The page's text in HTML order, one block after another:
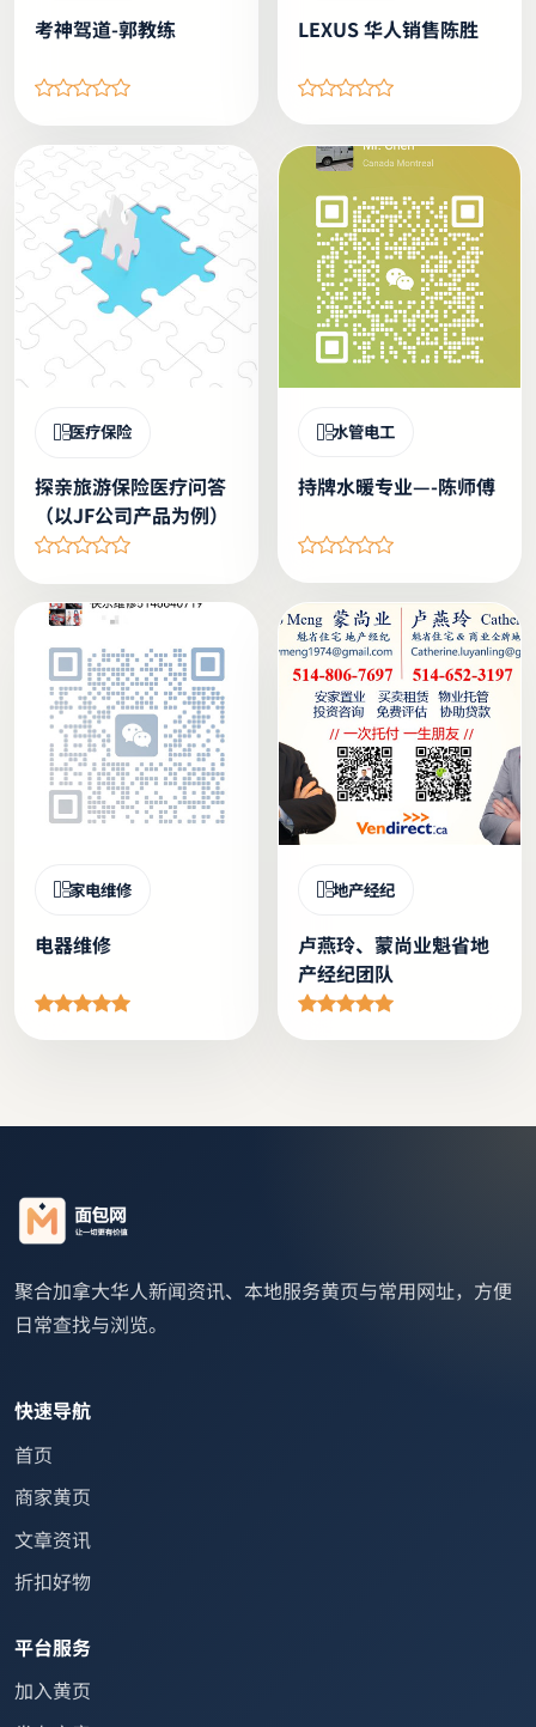
考神驾道-郭教练 LEXUS 华人销售陈胜
医疗保险
探亲旅游保险医疗问答
（以JF公司产品为例）
水管电工
持牌水暖专业—-陈师傅
家电维修
电器维修
地产经纪
卢燕玲、蒙尚业魁省地
产经纪团队
聚合加拿大华人新闻资讯、本地服务黄页与常用网址，方便
日常查找与浏览。
快速导航
首页
商家黄页
文章资讯
折扣好物
平台服务
加入黄页